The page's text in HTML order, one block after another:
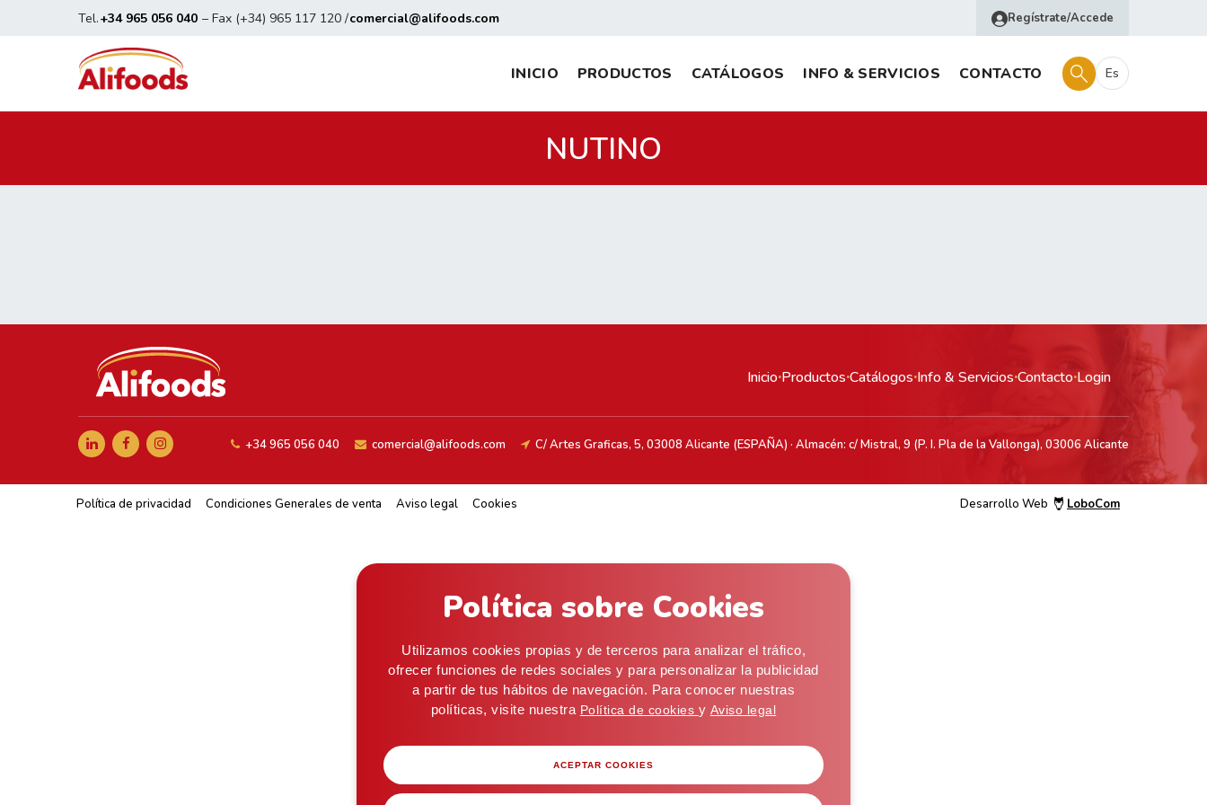
Política sobre Cookies
Utilizamos cookies propias y de terceros para analizar el tráfico,
ofrecer funciones de redes sociales y para personalizar la publicidad
a partir de tus hábitos de navegación. Para conocer nuestras
políticas, visite nuestra Política de cookies y Aviso legal
ACEPTAR COOKIES
Tel.+34 965 056 040 – Fax (+34) 965 117 120 /comercial@alifoods.com Regístrate/Accede
INICIO PRODUCTOS CATÁLOGOS INFO & SERVICIOS CONTACTO Es
NUTINO
Inicio·Productos·Catálogos·Info & Servicios·Contacto·Login
+34 965 056 040 comercial@alifoods.com C/ Artes Graficas, 5, 03008 Alicante (ESPAÑA) · Almacén: c/ Mistral, 9 (P. I. Pla de la Vallonga), 03006 Alicante
Política de privacidad Condiciones Generales de venta Aviso legal Cookies Desarrollo Web LoboCom